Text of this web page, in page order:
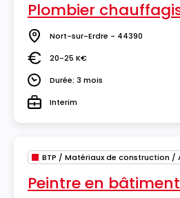
Plombier
Lieu Nort-sur-Erdre - 44390
Salaire20-25 K€
DuréeDurée: 3 mois
TypeInterim
Peintre en